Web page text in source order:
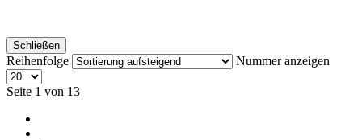
Schließen
Reihenfolge Nummer anzeigen
Seite 1 von 13